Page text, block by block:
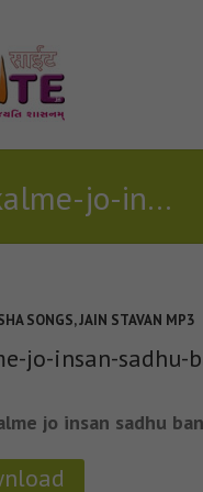
Pancham-kalme-jo-insan-sadhu-bane-vo-mahan-hai
SONGS,JAIN STAVAN MP3
jo-insan-sadhu-
jo insan sadhu